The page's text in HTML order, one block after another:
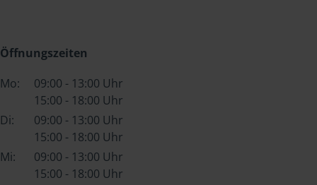
Öffnungszeiten
Mo:
09:00 - 13:00 Uhr
15:00 - 18:00 Uhr
Di:
09:00 - 13:00 Uhr
15:00 - 18:00 Uhr
Mi:
09:00 - 13:00 Uhr
15:00 - 18:00 Uhr